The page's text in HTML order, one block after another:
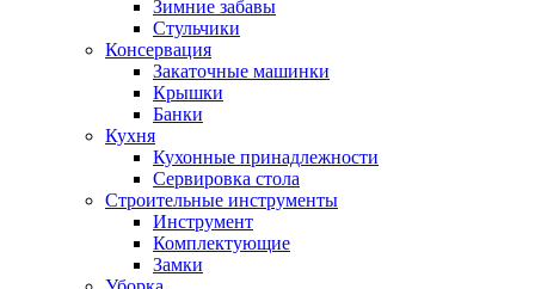
Зимние забавы
Стульчики
Консервация
Закаточные машинки
Крышки
Банки
Кухня
Кухонные принадлежности
Сервировка стола
Строительные инструменты
Инструмент
Комплектующие
Замки